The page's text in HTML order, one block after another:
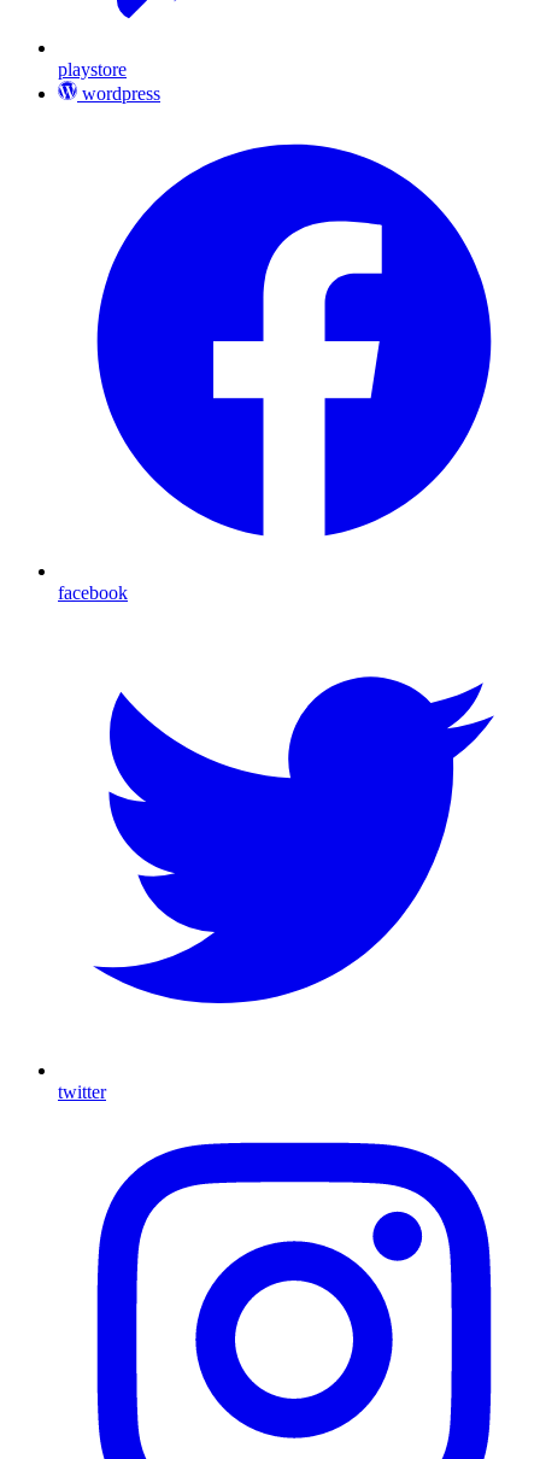
playstore
wordpress
facebook
twitter